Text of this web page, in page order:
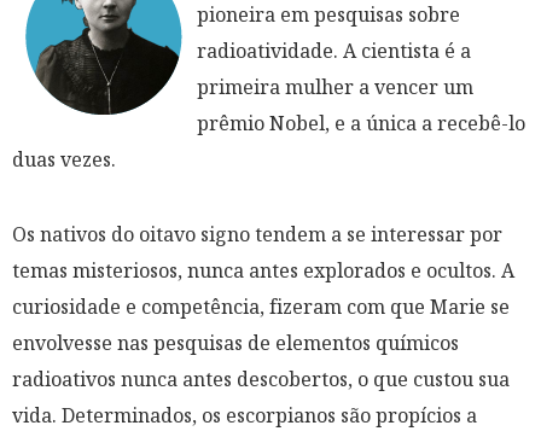
pioneira em pesquisas sobre
radioatividade. A cientista é a
primeira mulher a vencer um
prêmio Nobel, e a única a recebê-lo
duas vezes.
Os nativos do oitavo signo tendem a se interessar por
temas misteriosos, nunca antes explorados e ocultos. A
curiosidade e competência, fizeram com que Marie se
envolvesse nas pesquisas de elementos químicos
radioativos nunca antes descobertos, o que custou sua
vida. Determinados, os escorpianos são propícios a